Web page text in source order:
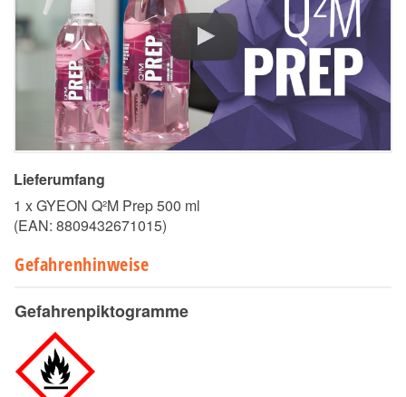
Lieferumfang
1 x GYEON Q²M Prep 500 ml
(EAN: 8809432671015)
Gefahrenhinweise
Gefahrenpiktogramme